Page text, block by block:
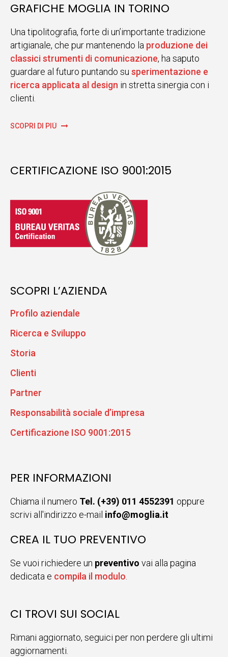
GRAFICHE MOGLIA IN TORINO
Una tipolitografia, forte di un’importante tradizione
artigianale, che pur mantenendo la produzione dei
classici strumenti di comunicazione, ha saputo
guardare al futuro puntando su sperimentazione e
ricerca applicata al design in stretta sinergia con i
clienti.
SCOPRI DI PIÙ
CERTIFICAZIONE ISO 9001:2015
SCOPRI L’AZIENDA
Profilo aziendale
Ricerca e Sviluppo
Storia
Clienti
Partner
Responsabilità sociale d’impresa
Certificazione ISO 9001:2015
PER INFORMAZIONI
Chiama il numero Tel. (+39) 011 4552391 oppure
scrivi all'indirizzo e-mail info@moglia.it
CREA IL TUO PREVENTIVO
Se vuoi richiedere un preventivo vai alla pagina
dedicata e compila il modulo.
CI TROVI SUI SOCIAL
Rimani aggiornato, seguici per non perdere gli ultimi
aggiornamenti.